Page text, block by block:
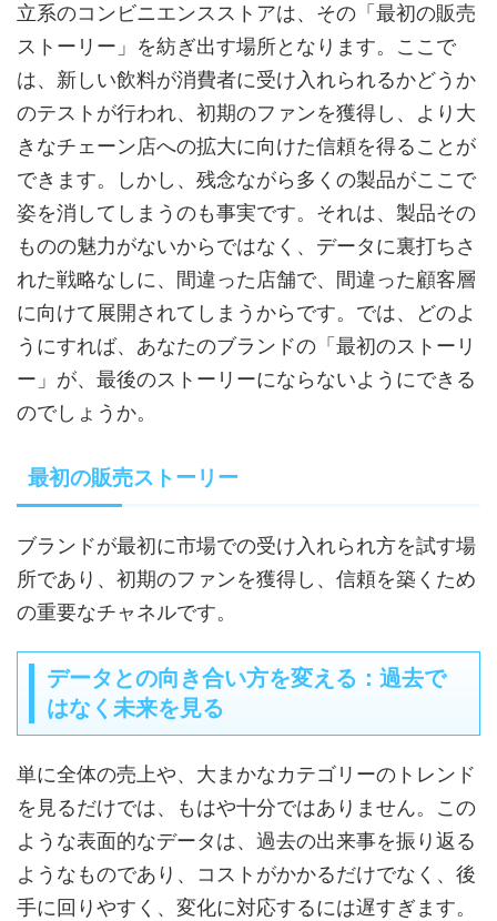
立系のコンビニエンスストアは、その「最初の販売
ストーリー」を紡ぎ出す場所となります。ここで
は、新しい飲料が消費者に受け入れられるかどうか
のテストが行われ、初期のファンを獲得し、より大
きなチェーン店への拡大に向けた信頼を得ることが
できます。しかし、残念ながら多くの製品がここで
姿を消してしまうのも事実です。それは、製品その
ものの魅力がないからではなく、データに裏打ちさ
れた戦略なしに、間違った店舗で、間違った顧客層
に向けて展開されてしまうからです。では、どのよ
うにすれば、あなたのブランドの「最初のストーリ
ー」が、最後のストーリーにならないようにできる
のでしょうか。
最初の販売ストーリー
ブランドが最初に市場での受け入れられ方を試す場
所であり、初期のファンを獲得し、信頼を築くため
の重要なチャネルです。
データとの向き合い方を変える：過去で
はなく未来を見る
単に全体の売上や、大まかなカテゴリーのトレンド
を見るだけでは、もはや十分ではありません。この
ような表面的なデータは、過去の出来事を振り返る
ようなものであり、コストがかかるだけでなく、後
手に回りやすく、変化に対応するには遅すぎます。